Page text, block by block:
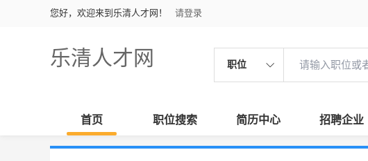
您好，欢迎来到乐清人才网！ 请登录
乐清人才网 职位
首页 职位搜索 简历中心 招聘企业